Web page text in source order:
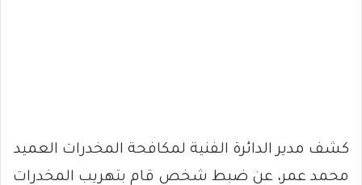
كشف مدير الدائرة الفنية لمكافحة المخدرات العميد
محمد عمر، عن ضبط شخص قام بتهريب المخدرات